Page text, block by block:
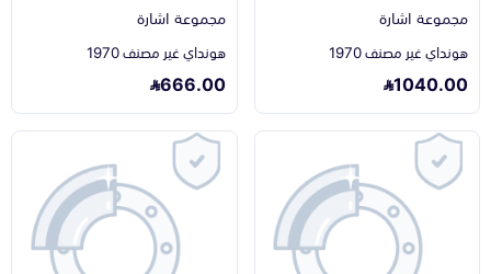
مجموعة اشارة
هونداي غير مصنف 1970
1040.00
مجموعة اشارة
هونداي غير مصنف 1970
666.00